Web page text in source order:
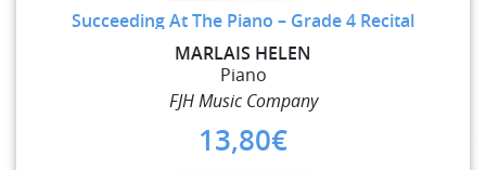
Succeeding At The Piano – Grade 4 Recital
MARLAIS HELEN
Piano
FJH Music Company
13,80€